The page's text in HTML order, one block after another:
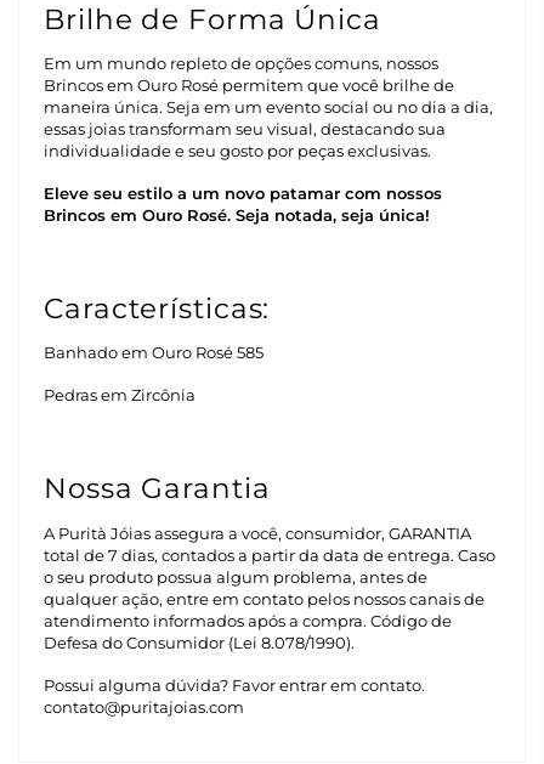
Brilhe de Forma Única
Em um mundo repleto de opções comuns, nossos
Brincos em Ouro Rosé permitem que você brilhe de
maneira única. Seja em um evento social ou no dia a dia,
essas joias transformam seu visual, destacando sua
individualidade e seu gosto por peças exclusivas.
Eleve seu estilo a um novo patamar com nossos
Brincos em Ouro Rosé. Seja notada, seja única!
Características:
Banhado em Ouro Rosé 585
Pedras em Zircônia
Nossa Garantia
A Purità Jóias assegura a você, consumidor, GARANTIA
total de 7 dias, contados a partir da data de entrega. Caso
o seu produto possua algum problema, antes de
qualquer ação, entre em contato pelos nossos canais de
atendimento informados após a compra. Código de
Defesa do Consumidor (Lei 8.078/1990).
Possui alguma dúvida? Favor entrar em contato.
contato@puritajoias.com